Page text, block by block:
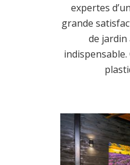
expertes
grande
de